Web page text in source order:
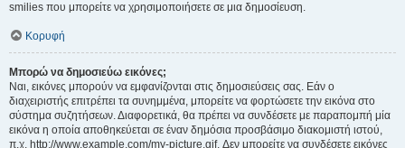
smilies που μπορείτε να χρησιμοποιήσετε σε μια δημοσίευση.
Κορυφή
Μπορώ να δημοσιεύω εικόνες;
Ναι, εικόνες μπορούν να εμφανίζονται στις δημοσιεύσεις σας. Εάν ο
διαχειριστής επιτρέπει τα συνημμένα, μπορείτε να φορτώσετε την εικόνα στο
σύστημα συζητήσεων. Διαφορετικά, θα πρέπει να συνδέσετε με παραπομπή μία
εικόνα η οποία αποθηκεύεται σε έναν δημόσια προσβάσιμο διακομιστή ιστού,
π.χ. http://www.example.com/my-picture.gif. Δεν μπορείτε να συνδέσετε εικόνες